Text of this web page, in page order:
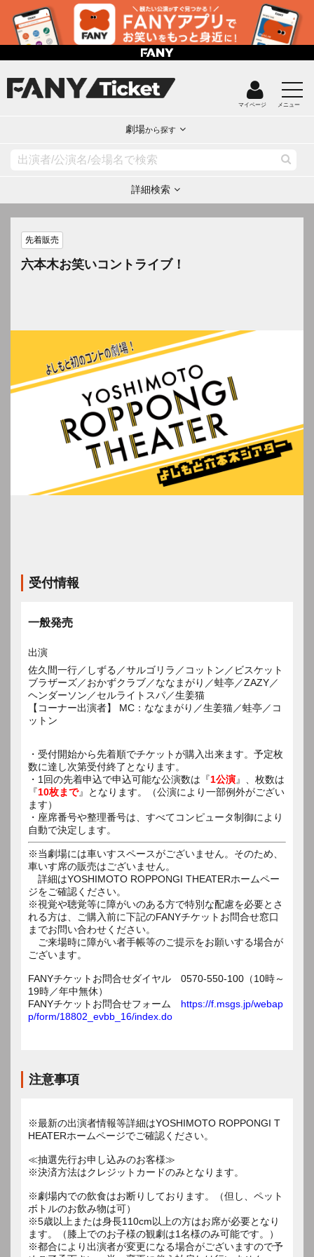
マイページ メニュー
劇場から探す
詳細検索
先着販売
六本木お笑いコントライブ！
受付情報
一般発売
出演
佐久間一行／しずる／サルゴリラ／コットン／ビスケット
ブラザーズ／おかずクラブ／ななまがり／蛙亭／ZAZY／
ヘンダーソン／セルライトスパ／生姜猫
【コーナー出演者】 MC：ななまがり／生姜猫／蛙亭／コ
ットン
・受付開始から先着順でチケットが購入出来ます。予定枚
数に達し次第受付終了となります。
・1回の先着申込で申込可能な公演数は『1公演』、枚数は
『10枚まで』となります。（公演により一部例外がござい
ます）
・座席番号や整理番号は、すべてコンピュータ制御により
自動で決定します。
※当劇場には車いすスペースがございません。そのため、
車いす席の販売はございません。
詳細はYOSHIMOTO ROPPONGI THEATERホームペー
ジをご確認ください。
※視覚や聴覚等に障がいのある方で特別な配慮を必要とさ
れる方は、ご購入前に下記のFANYチケットお問合せ窓口
までお問い合わせください。
ご来場時に障がい者手帳等のご提示をお願いする場合が
ございます。
FANYチケットお問合せダイヤル 0570-550-100（10時～
19時／年中無休）
FANYチケットお問合せフォーム https://f.msgs.jp/webap
p/form/18802_evbb_16/index.do
注意事項
※最新の出演者情報等詳細はYOSHIMOTO ROPPONGI T
HEATERホームページでご確認ください。
≪抽選先行お申し込みのお客様≫
※決済方法はクレジットカードのみとなります。
※劇場内での飲食はお断りしております。（但し、ペット
ボトルのお飲み物は可）
※5歳以上または身長110cm以上の方はお席が必要となり
ます。（膝上でのお子様の観劇は1名様のみ可能です。）
※都合により出演者が変更になる場合がございますので予